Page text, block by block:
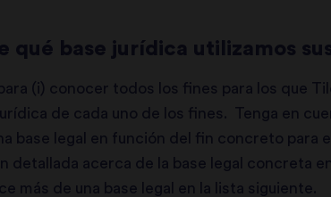
qué base jurídica utilizamos
(i) conocer todos los fines para los que
de cada uno de los fines. Tenga en
base legal en función del fin concreto para
acerca de la base legal concreta
más de una base legal en la lista siguiente.